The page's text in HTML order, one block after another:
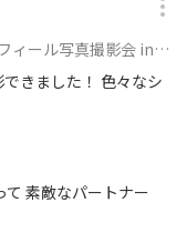
写真撮影会 in 池袋に参加
きました！ 色々なシ
素敵なパートナー